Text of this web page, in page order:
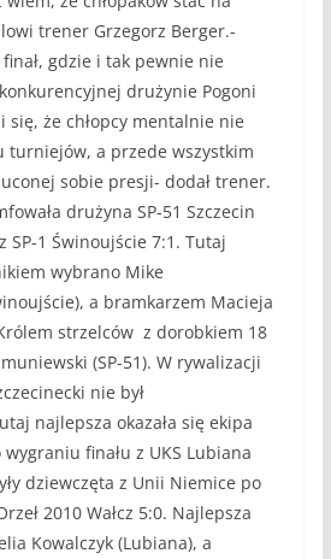
trener Grzegorz Berger.-
finał, gdzie i tak pewnie nie
drużynie Pogoni
się, że chłopcy mentalnie nie
turniejów, a przede wszystkim
sobie presji- dodał trener.
drużyna SP-51 Szczecin
SP-1 Świnoujście 7:1. Tutaj
wybrano Mike
a bramkarzem Macieja
Królem strzelców z dorobkiem 18
(SP-51). W rywalizacji
nie był
najlepsza okazała się ekipa
finału z UKS Lubiana
dziewczęta z Unii Niemice po
2010 Wałcz 5:0. Najlepsza
Kowalczyk (Lubiana), a